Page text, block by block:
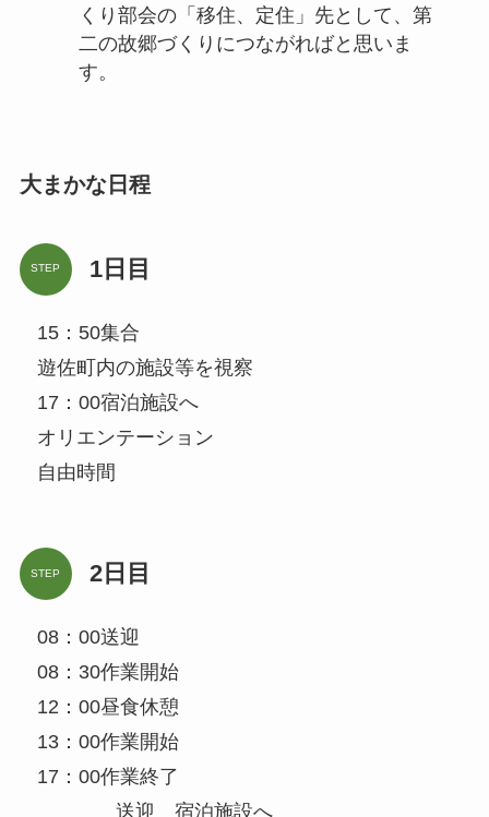
くり部会の「移住、定住」先として、第
二の故郷づくりにつながればと思いま
す。
大まかな日程
STEP 1日目
15：50集合
遊佐町内の施設等を視察
17：00宿泊施設へ
オリエンテーション
自由時間
STEP 2日目
08：00送迎
08：30作業開始
12：00昼食休憩
13：00作業開始
17：00作業終了
送迎 宿泊施設へ